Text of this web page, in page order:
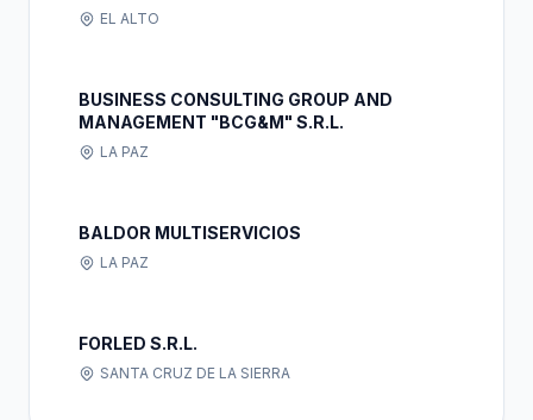
EL ALTO
BUSINESS CONSULTING GROUP AND
MANAGEMENT "BCG&M" S.R.L.
LA PAZ
BALDOR MULTISERVICIOS
LA PAZ
FORLED S.R.L.
SANTA CRUZ DE LA SIERRA